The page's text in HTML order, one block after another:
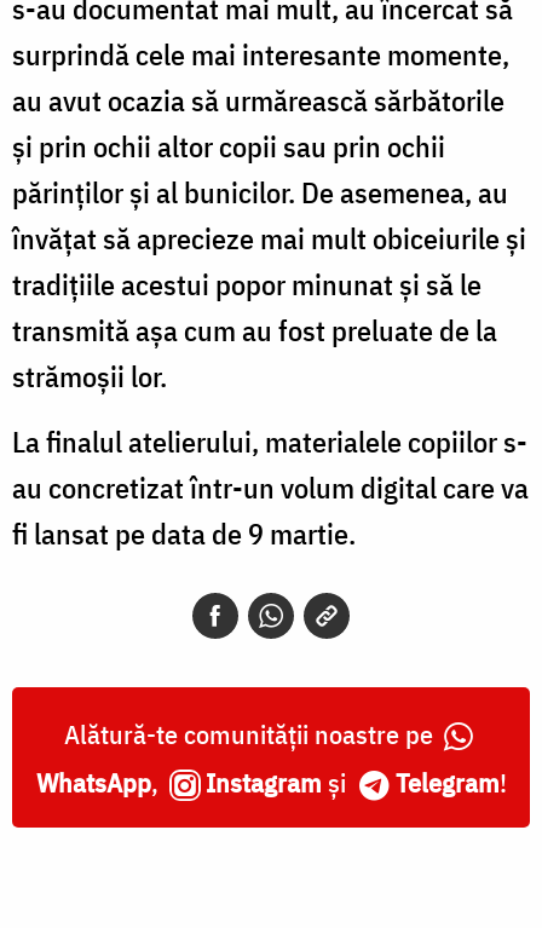
s-au documentat mai mult, au încercat să
surprindă cele mai interesante momente,
au avut ocazia să urmărească sărbătorile
și prin ochii altor copii sau prin ochii
părinților și al bunicilor. De asemenea, au
învățat să aprecieze mai mult obiceiurile și
tradițiile acestui popor minunat și să le
transmită așa cum au fost preluate de la
strămoșii lor.
La finalul atelierului, materialele copiilor s-
au concretizat într-un volum digital care va
fi lansat pe data de 9 martie.
Alătură-te comunității noastre pe
WhatsApp, Instagram și Telegram!